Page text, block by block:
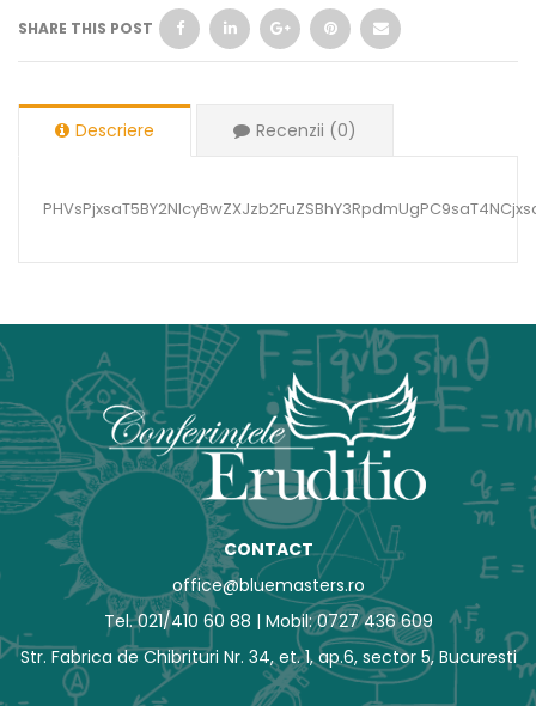
SHARE THIS POST
Descriere Recenzii (0)
CONTACT
office@bluemasters.ro
Tel. 021/410 60 88 | Mobil: 0727 436 609
Str. Fabrica de Chibrituri Nr. 34, et. 1, ap.6, sector 5, Bucuresti